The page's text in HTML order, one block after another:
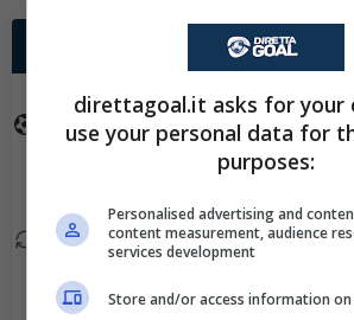
90+3'
Goal - Stina
Blackstenius ha fatto
90+2'
Laia Codina esce, al suo
Scarica DirettaGoal!
Partite e risultatiin tempo
Scarica su Google
direttagoal.it asks for your
use your personal data for
purposes:
Personalised advertising and
content measurement, audience
services development
Store and/or access information on